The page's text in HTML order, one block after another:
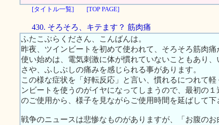
[タイトル一覧] [TOP PAGE]
430. そろそろ、キテます？ 筋肉痛
ふたこぶらくださん、こんばんは。
昨夜、ツインビートを初めて使われて、そろそろ筋肉
使い始めは、電気刺激に体が慣れていないこともあり
さや、ふしぶしの痛みを感じられる事があります。
この様な症状を「好転反応」と言い、慣れるにつれて
ンビートを使うのがイヤになってしまうので、最初の
のご使用から、様子を見ながらご使用時間を延ばして下
戦争のニュースは悲惨なものがありますが、「お腹の